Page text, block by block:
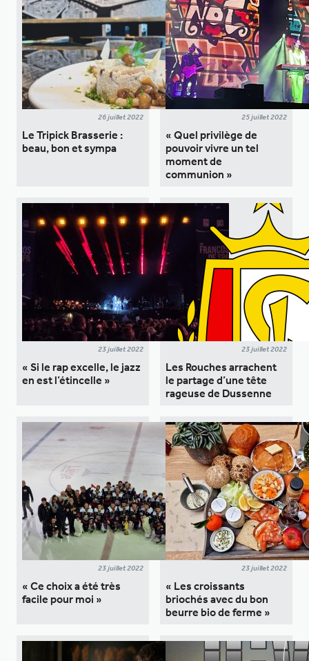
26 juillet 2022
Le Tripick Brasserie :
beau, bon et sympa
25 juillet 2022
« Quel privilège de
pouvoir vivre un tel
moment de
communion »
23 juillet 2022
« Si le rap excelle, le jazz
en est l’étincelle »
23 juillet 2022
Les Rouches arrachent
le partage d’une tête
rageuse de Dussenne
23 juillet 2022
« Ce choix a été très
facile pour moi »
23 juillet 2022
« Les croissants
briochés avec du bon
beurre bio de ferme »